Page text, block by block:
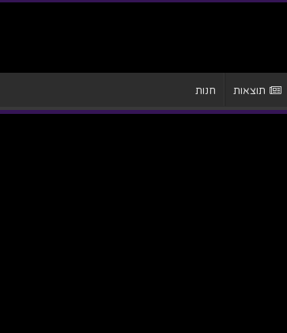
תוצאות חנות